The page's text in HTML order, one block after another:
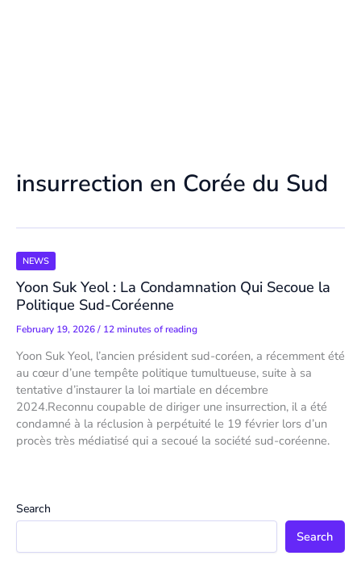
insurrection en Corée du Sud
NEWS
Yoon Suk Yeol : La Condamnation Qui Secoue la
Politique Sud-Coréenne
February 19, 2026/ 12 minutes of reading
Yoon Suk Yeol, l’ancien président sud-coréen, a récemment été
au cœur d’une tempête politique tumultueuse, suite à sa
tentative d’instaurer la loi martiale en décembre
2024.Reconnu coupable de diriger une insurrection, il a été
condamné à la réclusion à perpétuité le 19 février lors d’un
procès très médiatisé qui a secoué la société sud-coréenne.
Search
Search